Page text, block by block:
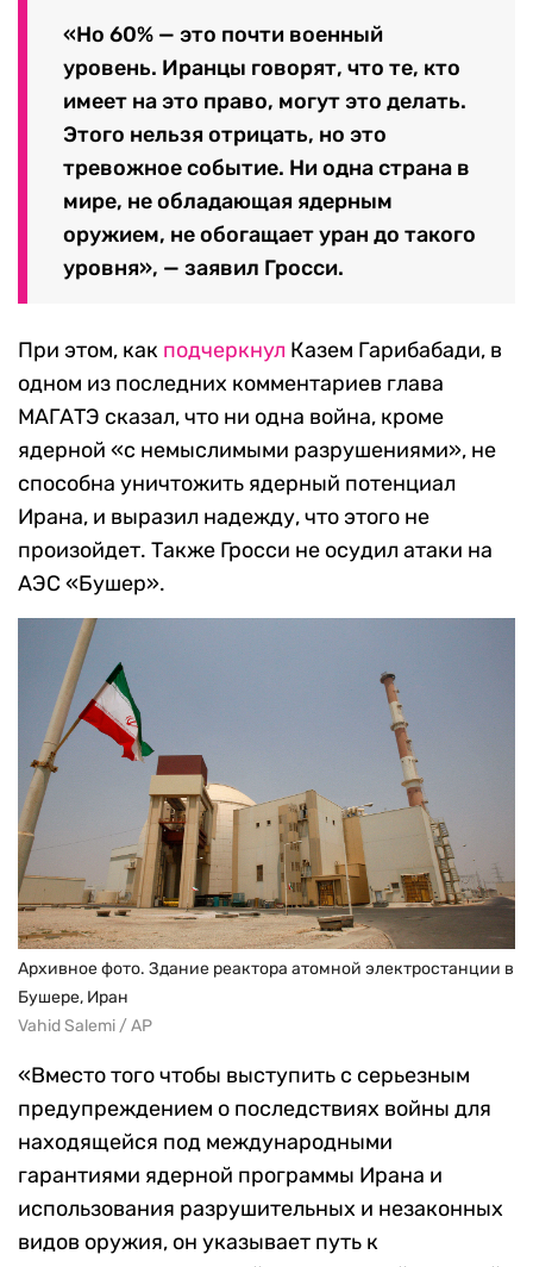
«Но 60% — это почти военный
уровень. Иранцы говорят, что те, кто
имеет на это право, могут это делать.
Этого нельзя отрицать, но это
тревожное событие. Ни одна страна в
мире, не обладающая ядерным
оружием, не обогащает уран до такого
уровня», — заявил Гросси.
При этом, как подчеркнул Казем Гарибабади, в
одном из последних комментариев глава
МАГАТЭ сказал, что ни одна война, кроме
ядерной «с немыслимыми разрушениями», не
способна уничтожить ядерный потенциал
Ирана, и выразил надежду, что этого не
произойдет. Также Гросси не осудил атаки на
АЭС «Бушер».
Архивное фото. Здание реактора атомной электростанции в
Бушере, Иран
Vahid Salemi / AP
«Вместо того чтобы выступить с серьезным
предупреждением о последствиях войны для
находящейся под международными
гарантиями ядерной программы Ирана и
использования разрушительных и незаконных
видов оружия, он указывает путь к